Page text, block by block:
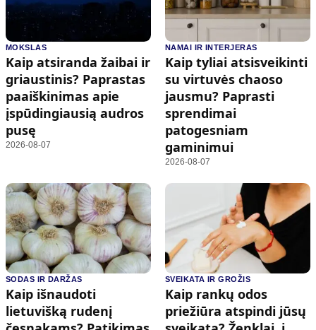
MOKSLAS
Kaip atsiranda žaibai ir
griaustinis? Paprastas
paaiškinimas apie
įspūdingiausią audros
pusę
2026-08-07
NAMAI IR INTERJERAS
Kaip tyliai atsisveikinti
su virtuvės chaoso
jausmu? Paprasti
sprendimai
patogesniam
gaminimui
2026-08-07
SODAS IR DARŽAS
Kaip išnaudoti
lietuvišką rudenį
SVEIKATA IR GROŽIS
Kaip rankų odos
priežiūra atspindi jūsų